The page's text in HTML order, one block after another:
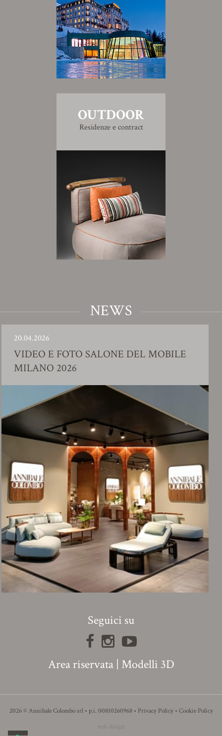
OUTDOOR
Residenze e contract
NEWS
E FOTO SALONE DEL MOBILE
2026
Seguici su
Area riservata| Modelli 3D
2026 © Annibale Colombo srl • p.i. 00810260968 • Privacy Policy• Cookie Policy
web design